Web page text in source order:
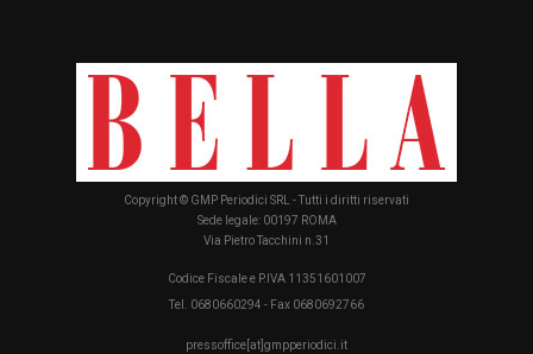
Copyright © GMP Periodici SRL - Tutti i diritti riservati
Sede legale: 00197 ROMA
Via Pietro Tacchini n.31
Codice Fiscale e P.IVA 11351601007
Tel. 0680660294 - Fax 0680692766
pressoffice[at]gmpperiodici.it